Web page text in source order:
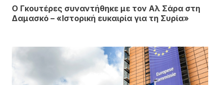
Ο Γκουτέρες συναντήθηκε με τον Αλ Σάρα στη
Δαμασκό – «Ιστορική ευκαιρία για τη Συρία»